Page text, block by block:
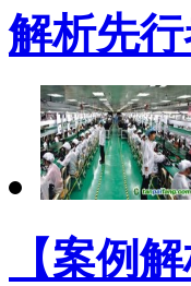
解析先
【案例